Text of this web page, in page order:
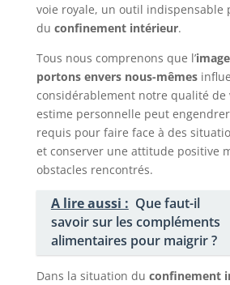
voie royale, un outil indispensable
du confinement intérieur.
Tous nous comprenons que l’
portons envers nous-mêmes
considérablement notre qualité de
estime personnelle peut
requis pour faire face à des
et conserver une attitude positive
obstacles rencontrés.
A lire aussi : Que faut-il
savoir sur les compléments
alimentaires pour maigrir ?
Dans la situation du confinement